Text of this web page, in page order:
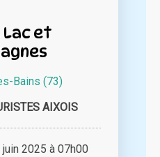
et
Bains (73)
AIXOIS
2025 à 07h00